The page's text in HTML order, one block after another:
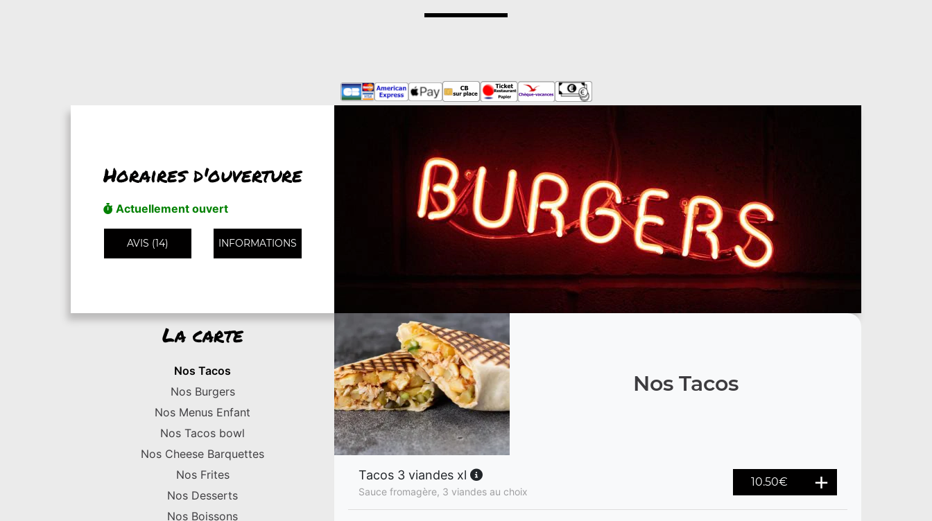
Horaires d'ouverture
Actuellement ouvert
AVIS (14) INFORMATIONS
La carte
Nos Tacos
Nos Burgers
Nos Menus Enfant
Nos Tacos bowl
Nos Cheese Barquettes
Nos Frites
Nos Desserts
Nos Boissons
Nos Tacos
Tacos 3 viandes xl
Sauce fromagère, 3 viandes au choix
10.50€